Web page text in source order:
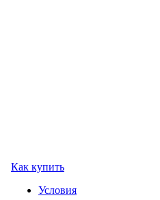
Как купить
Условия